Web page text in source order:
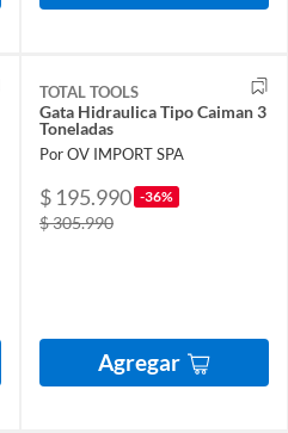
TOTAL TOOLS
Gata Hidraulica Tipo Caiman 3
Toneladas
Por OV IMPORT SPA
$ 195.990 -36%
$ 305.990
Agregar